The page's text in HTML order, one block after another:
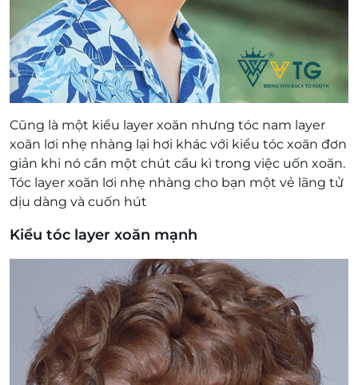
Cũng là một kiểu layer xoăn nhưng tóc nam layer
xoăn lơi nhẹ nhàng lại hơi khác với kiểu tóc xoăn đơn
giản khi nó cần một chút cầu kì trong việc uốn xoăn.
Tóc layer xoăn lơi nhẹ nhàng cho bạn một vẻ lãng tử
dịu dàng và cuốn hút
Kiểu tóc layer xoăn mạnh